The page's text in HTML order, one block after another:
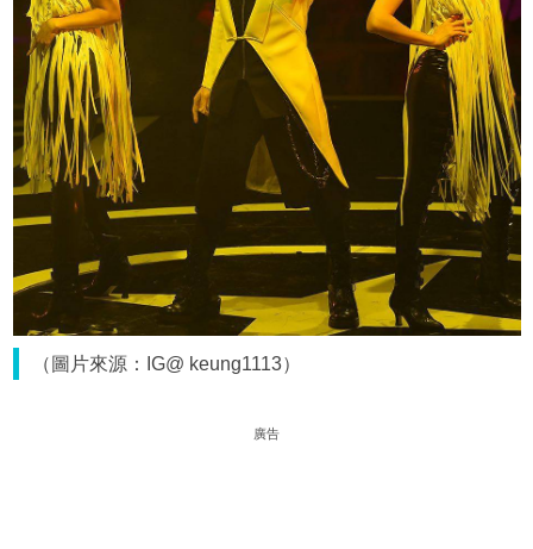
（圖片來源：IG@ keung1113）
廣告